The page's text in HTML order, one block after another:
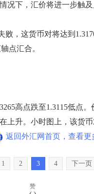
况下，汇价将进一步触及
，这货币对将达到
点汇合。
高点跌至1.3115低点。
上升。小时图上，该货
返回外汇网首页，查看更
1 2 3 4 下一页
赞